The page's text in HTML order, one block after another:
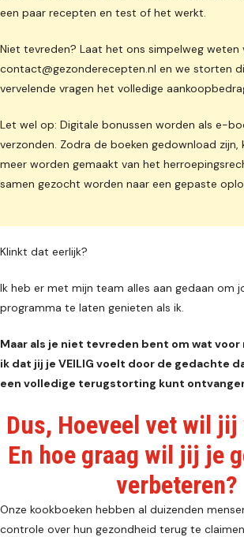
een paar recepten en test of het werkt.
Niet tevreden? Laat het ons simpelweg weten
contact@gezonderecepten.nl en we storten
vervelende vragen het volledige
Let wel op: Digitale bonussen worden als e-
verzonden. Zodra de boeken gedownload zijn,
meer worden gemaakt van het
samen gezocht worden naar een gepaste
Klinkt dat eerlijk?
Ik heb er met mijn team alles aan gedaan om
programma te laten genieten als ik.
Maar als je niet tevreden bent om wat voor
ik dat jij je VEILIG voelt door de gedachte
een volledige terugstorting kunt
Dus, Hoeveel vet wil
En hoe graag wil jij je
verbeteren?
Onze kookboeken hebben al duizenden
controle over hun gezondheid terug te